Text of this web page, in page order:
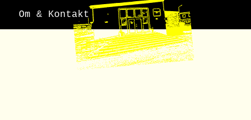
Om & Kontakt